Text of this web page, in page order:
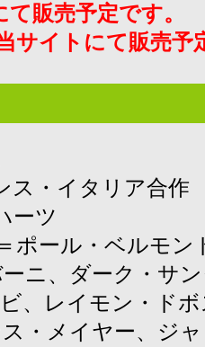
販売予定です。
サイトにて販売予
ス・イタリア合作
ーツ
ポール・ベルモン
ニ、ダーク・サ
、レイモン・ド
・メイヤー、ジ